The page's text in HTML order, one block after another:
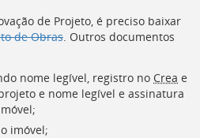
de Projeto, é preciso baixar
de Obras . Outros documentos
nome legível, registro no Crea e
e nome legível e assinatura
imóvel;